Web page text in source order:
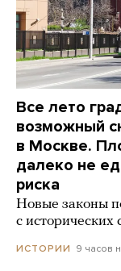
Все лето
возможный
в Москве.
далеко не
риска
Новые законы
с исторических
ИСТОРИИ 9 часов